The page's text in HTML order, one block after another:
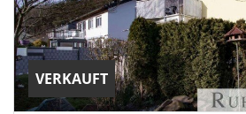
VERKAUFT